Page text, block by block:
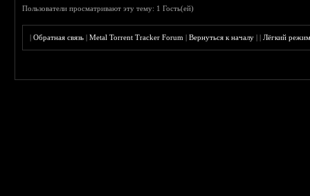
Пользователи просматривают эту тему: 1 Гость(ей)
|Обратная связь |Metal Torrent Tracker Forum |Вернуться к началу ||Лёгкий